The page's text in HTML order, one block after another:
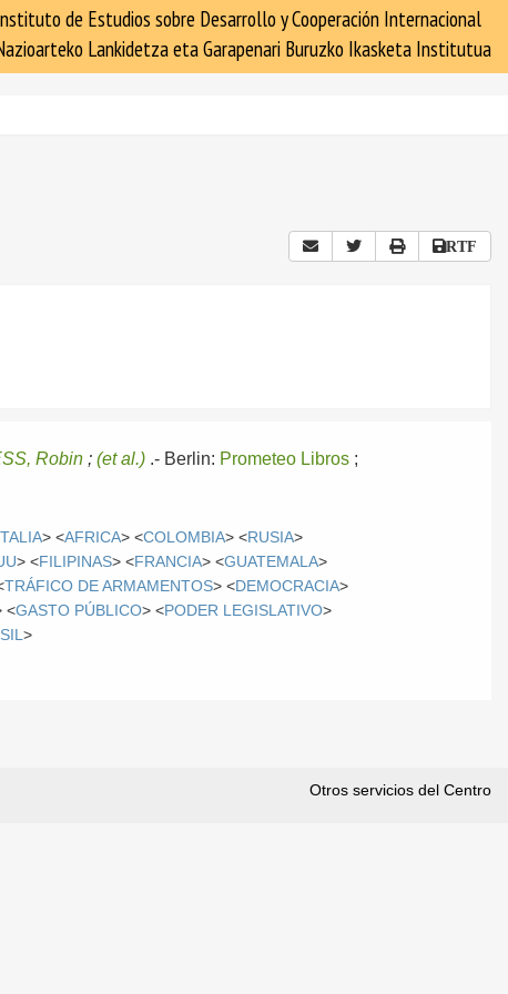
de Estudios sobre Desarrollo y Cooperación Internacional
Lankidetza eta Garapenari Buruzko Ikasketa Institutua
RTF
Robin ;(et al.) .- Berlin: Prometeo Libros ;
> <AFRICA> <COLOMBIA> <RUSIA>
> <FILIPINAS> <FRANCIA> <GUATEMALA>
TRÁFICO DE ARMAMENTOS> <DEMOCRACIA>
<GASTO PÚBLICO> <PODER LEGISLATIVO>
>
Otros servicios del Centro